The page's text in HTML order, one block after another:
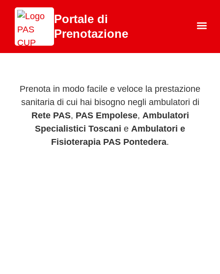
Portale di
Prenotazione
Prenota in modo facile e veloce la prestazione
sanitaria di cui hai bisogno negli ambulatori di
Rete PAS, PAS Empolese, Ambulatori
Specialistici Toscani e Ambulatori e
Fisioterapia PAS Pontedera.